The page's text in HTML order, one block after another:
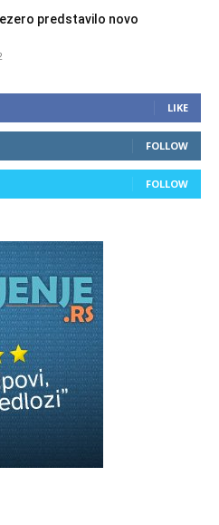
predstavilo novo
LIKE
FOLLOW
FOLLOW